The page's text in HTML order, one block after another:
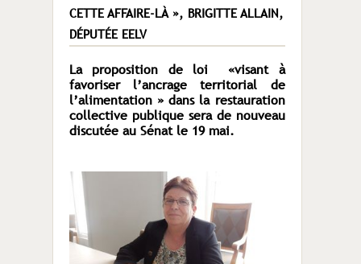
CETTE AFFAIRE-LÀ », BRIGITTE ALLAIN,
DÉPUTÉE EELV
La proposition de loi «visant à
favoriser l’ancrage territorial de
l’alimentation » dans la restauration
collective publique sera de nouveau
discutée au Sénat le 19 mai.